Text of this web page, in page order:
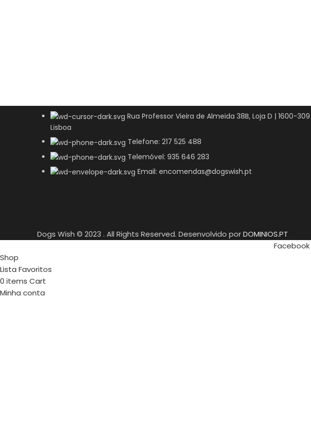
Rua Professor Vieira de Almeida 38B, Loja D | 1600-309
Lisboa
Telefone: 217 525 488
Telemóvel: 935 646 283
Email: encomendas@dogswish.pt
Dogs Wish © 2023 . All Rights Reserved. Desenvolvido porDOMINIOS.PT
Facebook
Shop
Lista Favoritos
0 items Cart
Minha conta